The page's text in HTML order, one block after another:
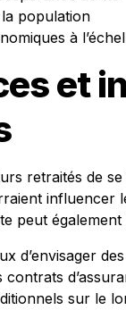
population
à
et
retraités de
influencer
peut également
d’envisager
contrats
sur le